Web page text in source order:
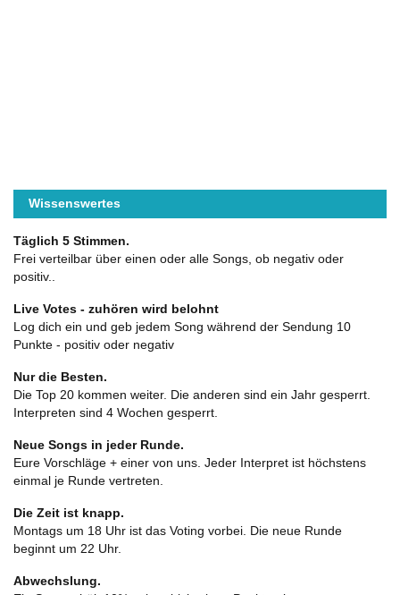
Wissenswertes
Täglich 5 Stimmen.
Frei verteilbar über einen oder alle Songs, ob negativ oder
positiv..
Live Votes - zuhören wird belohnt
Log dich ein und geb jedem Song während der Sendung 10
Punkte - positiv oder negativ
Nur die Besten.
Die Top 20 kommen weiter. Die anderen sind ein Jahr gesperrt.
Interpreten sind 4 Wochen gesperrt.
Neue Songs in jeder Runde.
Eure Vorschläge + einer von uns. Jeder Interpret ist höchstens
einmal je Runde vertreten.
Die Zeit ist knapp.
Montags um 18 Uhr ist das Voting vorbei. Die neue Runde
beginnt um 22 Uhr.
Abwechslung.